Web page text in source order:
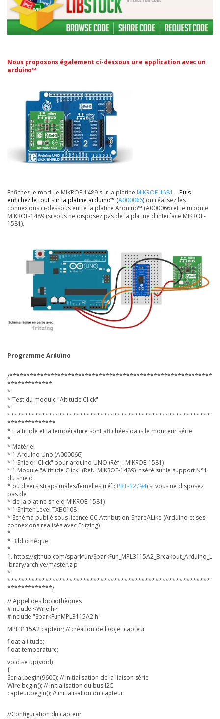
Nous proposons également ci-dessous une application avec un
arduino™
Enfichez le module MIKROE-1489 sur la platine MIKROE-1581 ... Puis
enfichez le tout sur la platine arduino™ (A000066) ou réalisez les
connexions ci-dessous entre la platine Arduino™ (A000066) et le module
MIKROE-1489 (si vous ne disposez pas de la platine d'interface MIKROE-
1581).
Programme Arduino
/***********************************************************
*************
*
* Test du module "Altitude Click"
*
***********************************************************
**************
* L'altitude et la température sont affichées dans le moniteur série
*
* Matériel
* 1 Arduino Uno (A000066)
* 1 Shield "Click" pour arduino UNO (Réf. : MIKROE-1581)
* 1 Module "Altitude Click" (Réf.: MIKROE-1489) inséré sur le support N°1
du shield
* ou divers straps mâles/femelles (réf.: PRT-12794) si vous ne disposez
pas de
* de la platine shield MIKROE-1581)
* 1 Shifter Level TXB0108
* Schéma publié sous licence CC Attribution-ShareALike (Arduino et ses
connexions réalisés avec Fritzing)
*
* Bibliothèque
*
1. https://github.com/sparkfun/SparkFun_MPL3115A2_Breakout_Arduino_L
ibrary/archive/master.zip
*
***********************************************************
*************/
// Appel des bibliothèques
#include <Wire.h>
#include "SparkFunMPL3115A2.h"
MPL3115A2 capteur; // création de l'objet capteur
float altitude;
float temperature;
void setup(void)
{
Serial.begin(9600); // initialisation de la liaison série
Wire.begin(); // initialisation du bus I2C
capteur.begin(); // initialisation du capteur
//Configuration du capteur